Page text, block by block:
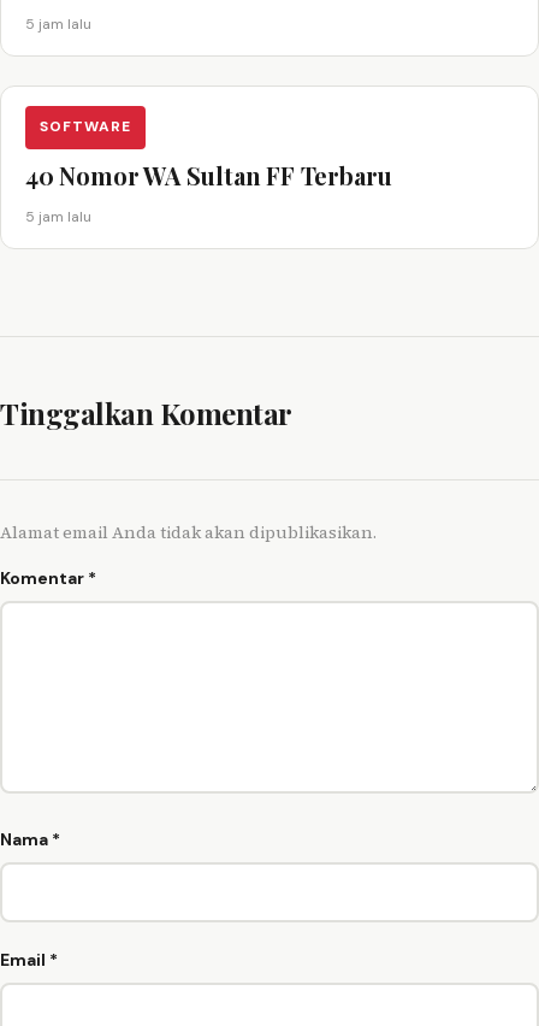
5 jam lalu
SOFTWARE
40 Nomor WA Sultan FF Terbaru
5 jam lalu
Tinggalkan Komentar
Alamat email Anda tidak akan dipublikasikan.
Komentar *
Nama *
Email *